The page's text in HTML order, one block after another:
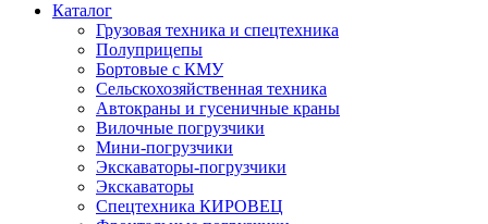
Каталог
Грузовая техника и спецтехника
Полуприцепы
Бортовые с КМУ
Сельскохозяйственная техника
Автокраны и гусеничные краны
Вилочные погрузчики
Мини-погрузчики
Экскаваторы-погрузчики
Экскаваторы
Спецтехника КИРОВЕЦ